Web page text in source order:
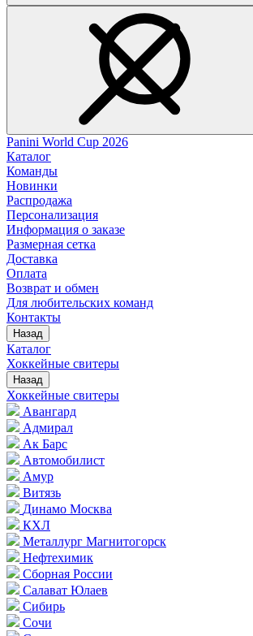
Panini World Cup 2026
Каталог
Команды
Новинки
Распродажа
Персонализация
Информация о заказе
Размерная сетка
Доставка
Оплата
Возврат и обмен
Для любительских команд
Контакты
Назад
Каталог
Хоккейные свитеры
Назад
Хоккейные свитеры
Авангард
Адмирал
Ак Барс
Автомобилист
Амур
Витязь
Динамо Москва
КХЛ
Металлург Магнитогорск
Нефтехимик
Сборная России
Салават Юлаев
Сибирь
Сочи